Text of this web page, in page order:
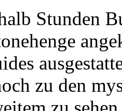
Stunden
zu den